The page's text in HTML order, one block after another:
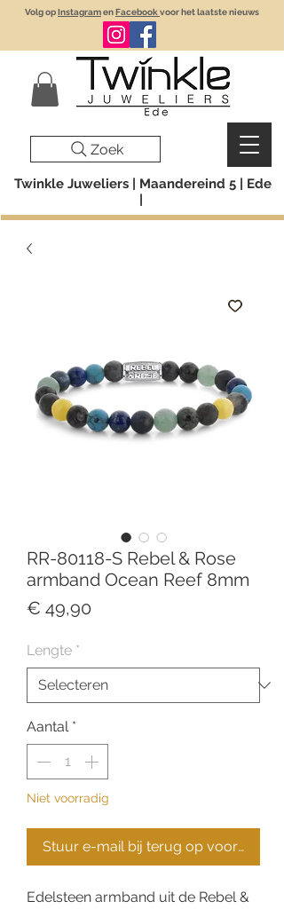
Twinkle Juweliers | Maandereind 5 | Ede
Volg opInstagramenFacebook voor het laatste nieuws
Zoek
RR-80118-S Rebel & Rose
armband Ocean Reef 8mm
€ 49,90
Lengte *
Aantal *
Niet voorradig
Stuur e-mail bij terug op voorraad
Edelsteen armband uit de Rebel &